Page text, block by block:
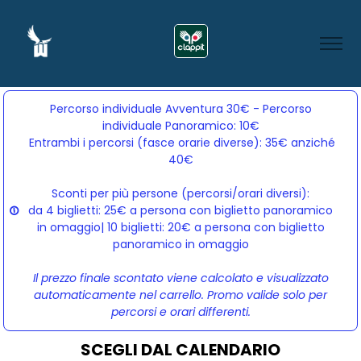
Percorso individuale Avventura 30€ - Percorso
individuale Panoramico: 10€
Entrambi i percorsi (fasce orarie diverse): 35€ anziché
40€
Sconti per più persone (percorsi/orari diversi):
da 4 biglietti: 25€ a persona con biglietto panoramico
in omaggio| 10 biglietti: 20€ a persona con biglietto
panoramico in omaggio
Il prezzo finale scontato viene calcolato e visualizzato
automaticamente nel carrello. Promo valide solo per
percorsi e orari differenti.
SCEGLI DAL CALENDARIO